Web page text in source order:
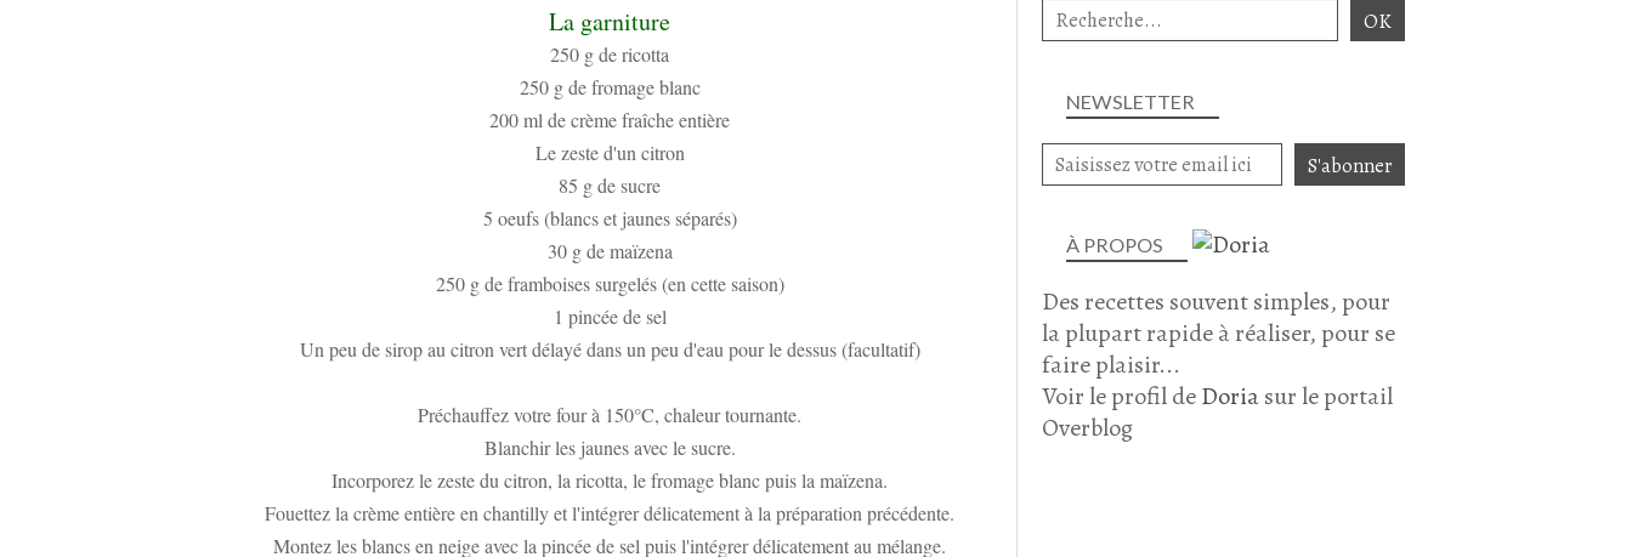
La garniture
250 g de ricotta
250 g de fromage blanc
200 ml de crème fraîche entière
Le zeste d'un citron
85 g de sucre
5 oeufs (blancs et jaunes séparés)
30 g de maïzena
250 g de framboises surgelés (en cette saison)
1 pincée de sel
Un peu de sirop au citron vert délayé dans un peu d'eau pour le dessus (facultatif)
Préchauffez votre four à 150°C, chaleur tournante.
Blanchir les jaunes avec le sucre.
Incorporez le zeste du citron, la ricotta, le fromage blanc puis la maïzena.
Fouettez la crème entière en chantilly et l'intégrer délicatement à la préparation précédente.
Montez les blancs en neige avec la pincée de sel puis l'intégrer délicatement au mélange.
NEWSLETTER
À PROPOS
Des recettes souvent simples, pour
la plupart rapide à réaliser, pour se
faire plaisir...
Voir le profil deDoriasur le portail
Overblog